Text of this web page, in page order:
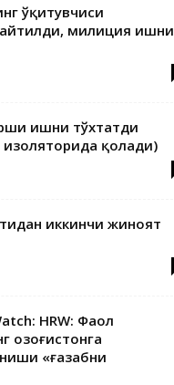
ўқитувчиси
айтилди, милиция ишни
ишни тўхтатди
изоляторида қолади)
иккинчи жиноят
HRW: Фаол
Қозоғистонга
«ғазабни